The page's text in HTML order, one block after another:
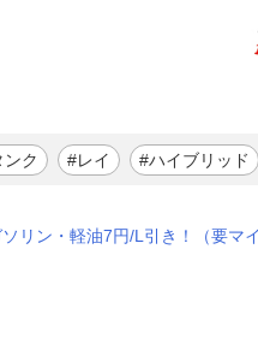
ンク #レイ #ハイブリッド
リン・軽油7円/L引き！（要マ